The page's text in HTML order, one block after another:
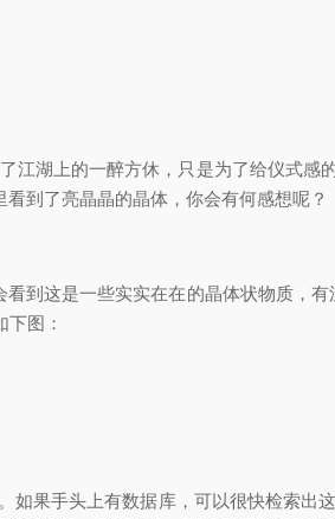
江湖上的一醉方休，只是为了给仪式
到了亮晶晶的晶体，你会有何感想呢？
到这是一些实实在在的晶体状物质，
图：
如果手头上有数据库，可以很快检索